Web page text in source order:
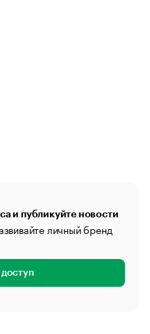
и публикуйте новости
личный бренд
доступ